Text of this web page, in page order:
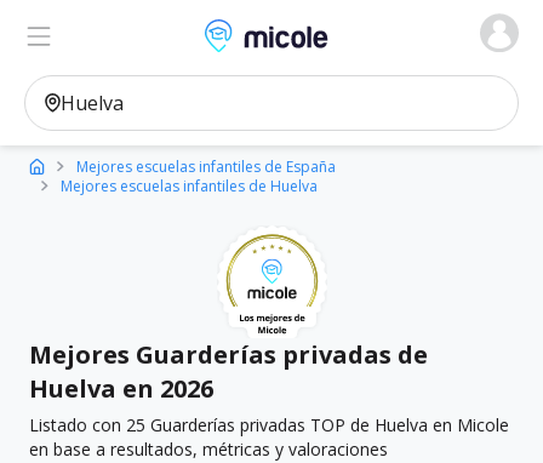
Micole, buscador de colegios
Mejores escuelas infantiles de España
Mejores escuelas infantiles de Huelva
Mejores Guarderías privadas de
Huelva en 2026
Listado con 25 Guarderías privadas TOP de Huelva en Micole
en base a resultados, métricas y valoraciones